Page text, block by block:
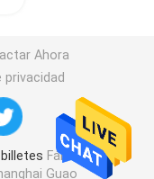
Ahora
privacidad
Fábrica
Guao